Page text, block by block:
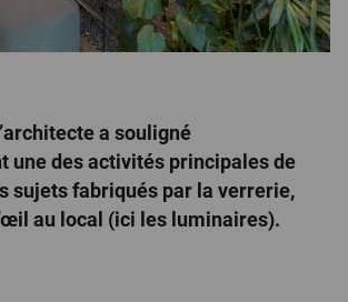
a souligné
une des activités principales de
sujets fabriqués par la verrerie,
au local (ici les luminaires).